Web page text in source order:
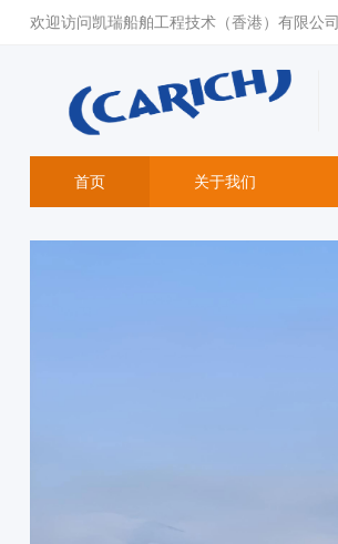
欢迎访问凯瑞船舶工程技术（香港）有限公司
首页 关于我们